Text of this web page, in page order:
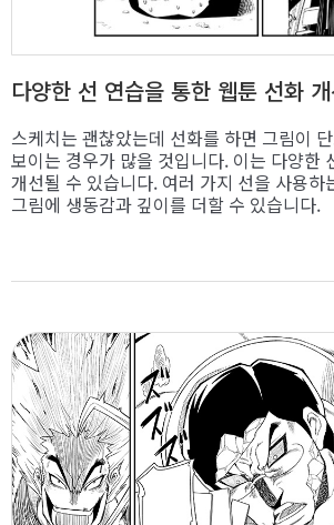
다양한 선 연습을 통한 웹툰 선화
스케치는 괜찮았는데 선화를 하면 그림이
보이는 경우가 많을 것입니다. 이는 다양한
개선될 수 있습니다. 여러 가지 선을 사용하
그림에 생동감과 깊이를 더할 수 있습니다.